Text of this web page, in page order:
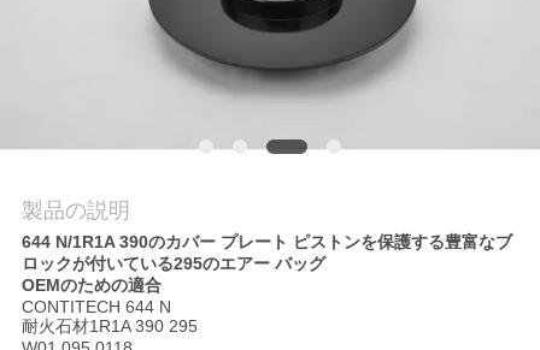
連
し
な
さ
製品の説明
644 N/1R1A 390のカバー プレート ピストンを保護する豊富なブ
ロックが付いている295のエアー バッグ
OEMのための適合
CONTITECH 644 N
耐火石材1R1A 390 295